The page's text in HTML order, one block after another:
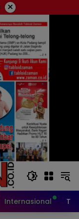
×
Internasional